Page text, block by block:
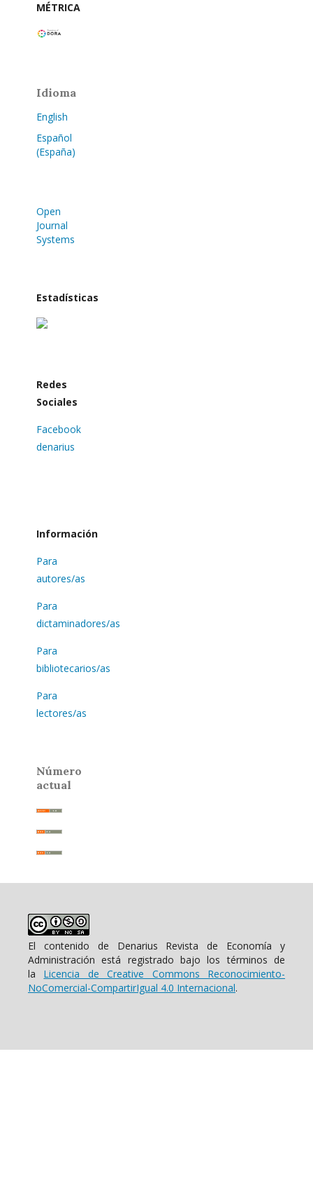
MÉTRICA
Idioma
English
Español
(España)
Open
Journal
Systems
Estadísticas
Redes
Sociales
Facebook
denarius
Información
Para
autores/as
Para
dictaminadores/as
Para
bibliotecarios/as
Para
lectores/as
Número
actual
El contenido de Denarius Revista de Economía y
Administración está registrado bajo los términos de
la Licencia de Creative Commons Reconocimiento-
NoComercial-CompartirIgual 4.0 Internacional.